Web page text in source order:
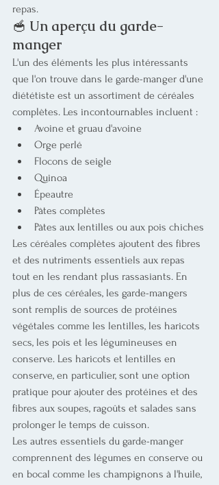
repas.
🥣 Un aperçu du garde-
manger
L'un des éléments les plus intéressants
que l'on trouve dans le garde-manger d'une
diététiste est un assortiment de céréales
complètes. Les incontournables incluent :
Avoine et gruau d'avoine
Orge perlé
Flocons de seigle
Quinoa
Épeautre
Pâtes complètes
Pâtes aux lentilles ou aux pois chiches
Les céréales complètes ajoutent des fibres
et des nutriments essentiels aux repas
tout en les rendant plus rassasiants. En
plus de ces céréales, les garde-mangers
sont remplis de sources de protéines
végétales comme les lentilles, les haricots
secs, les pois et les légumineuses en
conserve. Les haricots et lentilles en
conserve, en particulier, sont une option
pratique pour ajouter des protéines et des
fibres aux soupes, ragoûts et salades sans
prolonger le temps de cuisson.
Les autres essentiels du garde-manger
comprennent des légumes en conserve ou
en bocal comme les champignons à l'huile,